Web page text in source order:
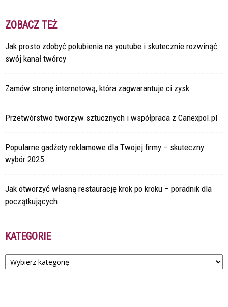
ZOBACZ TEŻ
Jak prosto zdobyć polubienia na youtube i skutecznie rozwinąć
swój kanał twórcy
Zamów stronę internetową, która zagwarantuje ci zysk
Przetwórstwo tworzyw sztucznych i współpraca z Canexpol.pl
Popularne gadżety reklamowe dla Twojej firmy – skuteczny
wybór 2025
Jak otworzyć własną restaurację krok po kroku – poradnik dla
początkujących
KATEGORIE
Kategorie